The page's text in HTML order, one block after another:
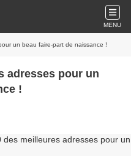
MENU
un beau faire-part de naissance !
adresses pour un
!